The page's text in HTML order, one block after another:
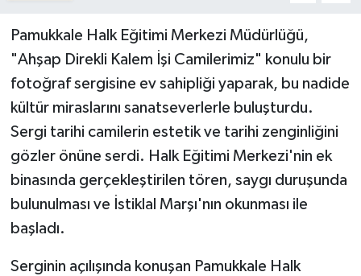
Pamukkale Halk Eğitimi Merkezi Müdürlüğü,
"Ahşap Direkli Kalem İşi Camilerimiz" konulu bir
fotoğraf sergisine ev sahipliği yaparak, bu nadide
kültür miraslarını sanatseverlerle buluşturdu.
Sergi tarihi camilerin estetik ve tarihi zenginliğini
gözler önüne serdi. Halk Eğitimi Merkezi'nin ek
binasında gerçekleştirilen tören, saygı duruşunda
bulunulması ve İstiklal Marşı'nın okunması ile
başladı.
Serginin açılışında konuşan Pamukkale Halk